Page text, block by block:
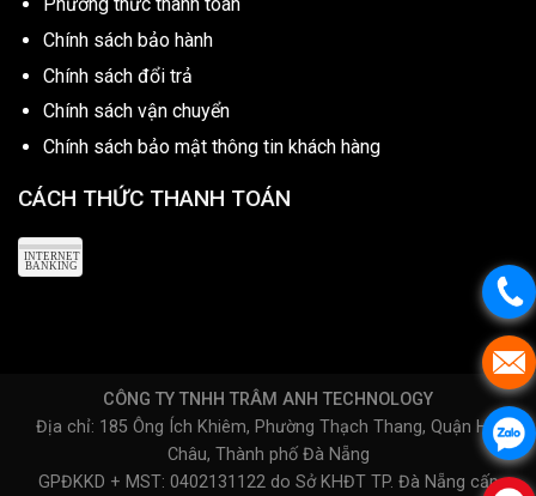
Phương thức thanh toán
Chính sách bảo hành
Chính sách đổi trả
Chính sách vận chuyển
Chính sách bảo mật thông tin khách hàng
CÁCH THỨC THANH TOÁN
CÔNG TY TNHH TRÂM ANH TECHNOLOGY
Địa chỉ: 185 Ông Ích Khiêm, Phường Thạch Thang, Quận Hải
Châu, Thành phố Đà Nẵng
GPĐKKD + MST: 0402131122 do Sở KHĐT TP. Đà Nẵng cấp